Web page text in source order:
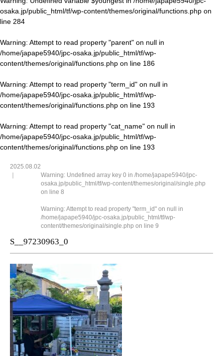
osaka.jp/public_html/tf/wp-content/themes/original/functions.php on
line 284
Warning: Attempt to read property "parent" on null in
/home/japape5940/jpc-osaka.jp/public_html/tf/wp-
content/themes/original/functions.php on line 186
Warning: Attempt to read property "term_id" on null in
/home/japape5940/jpc-osaka.jp/public_html/tf/wp-
content/themes/original/functions.php on line 193
Warning: Attempt to read property "cat_name" on null in
/home/japape5940/jpc-osaka.jp/public_html/tf/wp-
content/themes/original/functions.php on line 193
2025.08.02
Warning: Undefined array key 0 in /home/japape5940/jpc-
osaka.jp/public_html/tf/wp-content/themes/original/single.php
on line 8
Warning: Attempt to read property "term_id" on null in
/home/japape5940/jpc-osaka.jp/public_html/tf/wp-
content/themes/original/single.php on line 9
S__97230963_0